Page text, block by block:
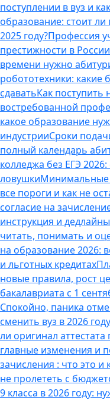
поступлении в вуз и
образование: стоит
2025 году?Профессия
престижности в России
времени нужно
робототехники: какие
сдаватьКак поступить
востребованной
какое образование
индустрииСроки
полный календарь
колледжа без ЕГЭ
ловушкиМинимальные
все пороги и как не
согласие на
инструкция и дедлайны
читать, понимать и
на образование 2026:
и льготных кредитах
новые правила, рост
бакалавриата с 1
Спокойно, паника
сменить вуз в 2026
ли оригинал
главные изменения и
зачисления : что это
не пролететь с
9 класса в 2026 году: